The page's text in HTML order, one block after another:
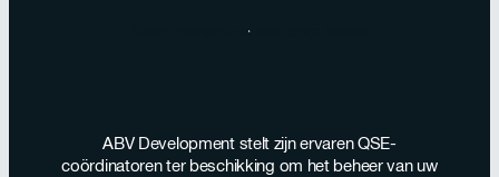
Neem contact op met onze teams
ABV Development stelt zijn ervaren QSE-
coördinatoren ter beschikking om het beheer van uw